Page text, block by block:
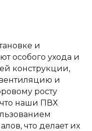
и
особого ухода и
конструкции,
и
росту
наши ПВХ
что делает их